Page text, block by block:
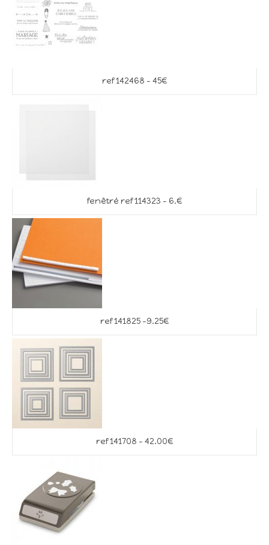
ref 142468 – 45€
fenêtré ref 114323 – 6.€
ref 141825 -9.25€
ref 141708 – 42.00€